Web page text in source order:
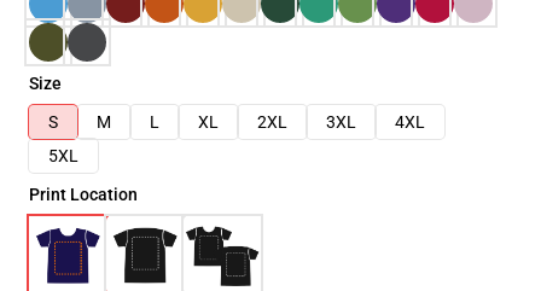
Size
S
M L XL 2XL 3XL
4XL
5XL
Print Location